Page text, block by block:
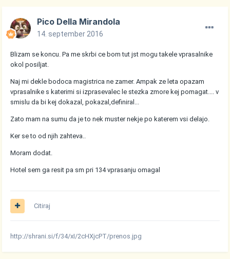
Pico Della Mirandola
14. september 2016
Blizam se koncu. Pa me skrbi ce bom tut jst mogu takele vprasalnike
okol posiljat.
Naj mi dekle bodoca magistrica ne zamer. Ampak ze leta opazam
vprasalnike s katerimi si izprasevalec le stezka zmore kej pomagat.... v
smislu da bi kej dokazal, pokazal,definiral...
Zato mam na sumu da je to nek muster nekje po katerem vsi delajo.
Ker se to od njih zahteva..
Moram dodat.
Hotel sem ga resit pa sm pri 134 vprasanju omagal
Citiraj
http://shrani.si/f/34/xI/2cHXjcPT/prenos.jpg